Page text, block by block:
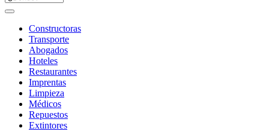
Constructoras
Transporte
Abogados
Hoteles
Restaurantes
Imprentas
Limpieza
Médicos
Repuestos
Extintores